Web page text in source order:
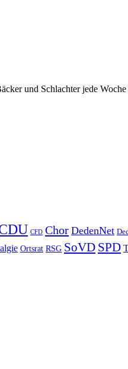
und Schlachter jede Woche
CFD Chor DedenNet
Ortsrat RSG SoVD SPD